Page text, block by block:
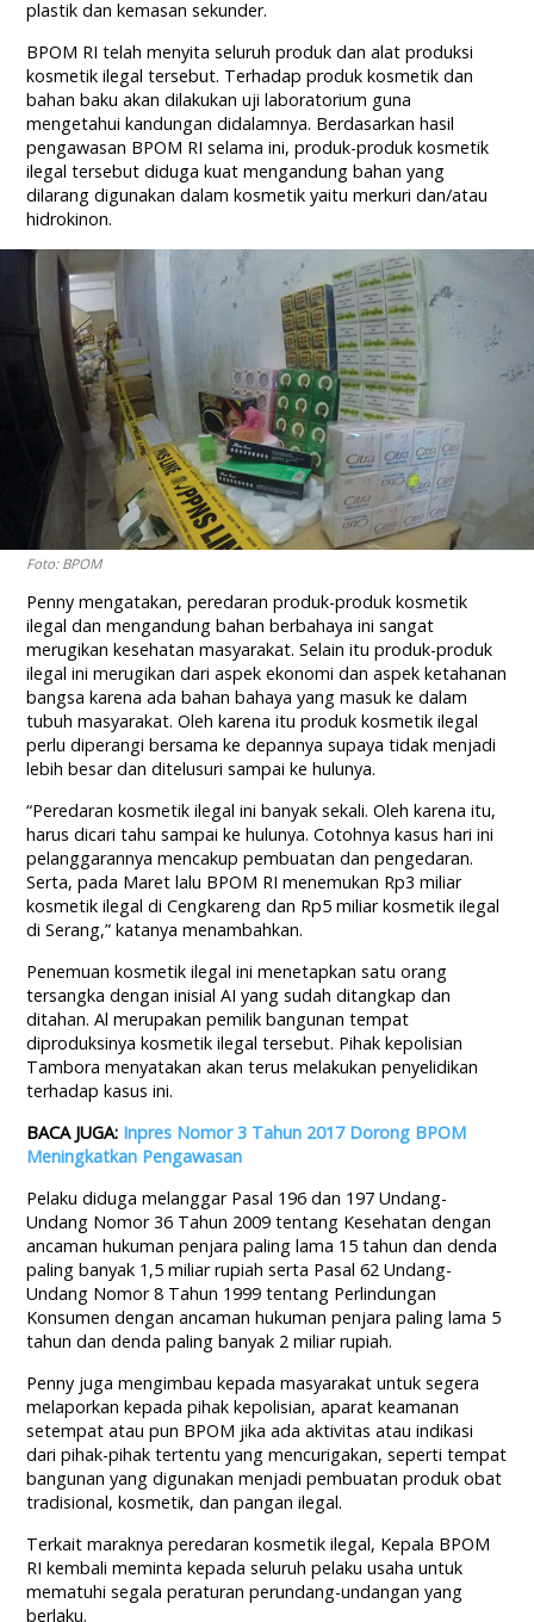
plastik dan kemasan sekunder.
BPOM RI telah menyita seluruh produk dan alat produksi
kosmetik ilegal tersebut. Terhadap produk kosmetik dan
bahan baku akan dilakukan uji laboratorium guna
mengetahui kandungan didalamnya. Berdasarkan hasil
pengawasan BPOM RI selama ini, produk-produk kosmetik
ilegal tersebut diduga kuat mengandung bahan yang
dilarang digunakan dalam kosmetik yaitu merkuri dan/atau
hidrokinon.
Foto: BPOM
Penny mengatakan, peredaran produk-produk kosmetik
ilegal dan mengandung bahan berbahaya ini sangat
merugikan kesehatan masyarakat. Selain itu produk-produk
ilegal ini merugikan dari aspek ekonomi dan aspek ketahanan
bangsa karena ada bahan bahaya yang masuk ke dalam
tubuh masyarakat. Oleh karena itu produk kosmetik ilegal
perlu diperangi bersama ke depannya supaya tidak menjadi
lebih besar dan ditelusuri sampai ke hulunya.
“Peredaran kosmetik ilegal ini banyak sekali. Oleh karena itu,
harus dicari tahu sampai ke hulunya. Cotohnya kasus hari ini
pelanggarannya mencakup pembuatan dan pengedaran.
Serta, pada Maret lalu BPOM RI menemukan Rp3 miliar
kosmetik ilegal di Cengkareng dan Rp5 miliar kosmetik ilegal
di Serang,” katanya menambahkan.
Penemuan kosmetik ilegal ini menetapkan satu orang
tersangka dengan inisial AI yang sudah ditangkap dan
ditahan. Al merupakan pemilik bangunan tempat
diproduksinya kosmetik ilegal tersebut. Pihak kepolisian
Tambora menyatakan akan terus melakukan penyelidikan
terhadap kasus ini.
BACA JUGA: Inpres Nomor 3 Tahun 2017 Dorong BPOM
Meningkatkan Pengawasan
Pelaku diduga melanggar Pasal 196 dan 197 Undang-
Undang Nomor 36 Tahun 2009 tentang Kesehatan dengan
ancaman hukuman penjara paling lama 15 tahun dan denda
paling banyak 1,5 miliar rupiah serta Pasal 62 Undang-
Undang Nomor 8 Tahun 1999 tentang Perlindungan
Konsumen dengan ancaman hukuman penjara paling lama 5
tahun dan denda paling banyak 2 miliar rupiah.
Penny juga mengimbau kepada masyarakat untuk segera
melaporkan kepada pihak kepolisian, aparat keamanan
setempat atau pun BPOM jika ada aktivitas atau indikasi
dari pihak-pihak tertentu yang mencurigakan, seperti tempat
bangunan yang digunakan menjadi pembuatan produk obat
tradisional, kosmetik, dan pangan ilegal.
Terkait maraknya peredaran kosmetik ilegal, Kepala BPOM
RI kembali meminta kepada seluruh pelaku usaha untuk
mematuhi segala peraturan perundang-undangan yang
berlaku.